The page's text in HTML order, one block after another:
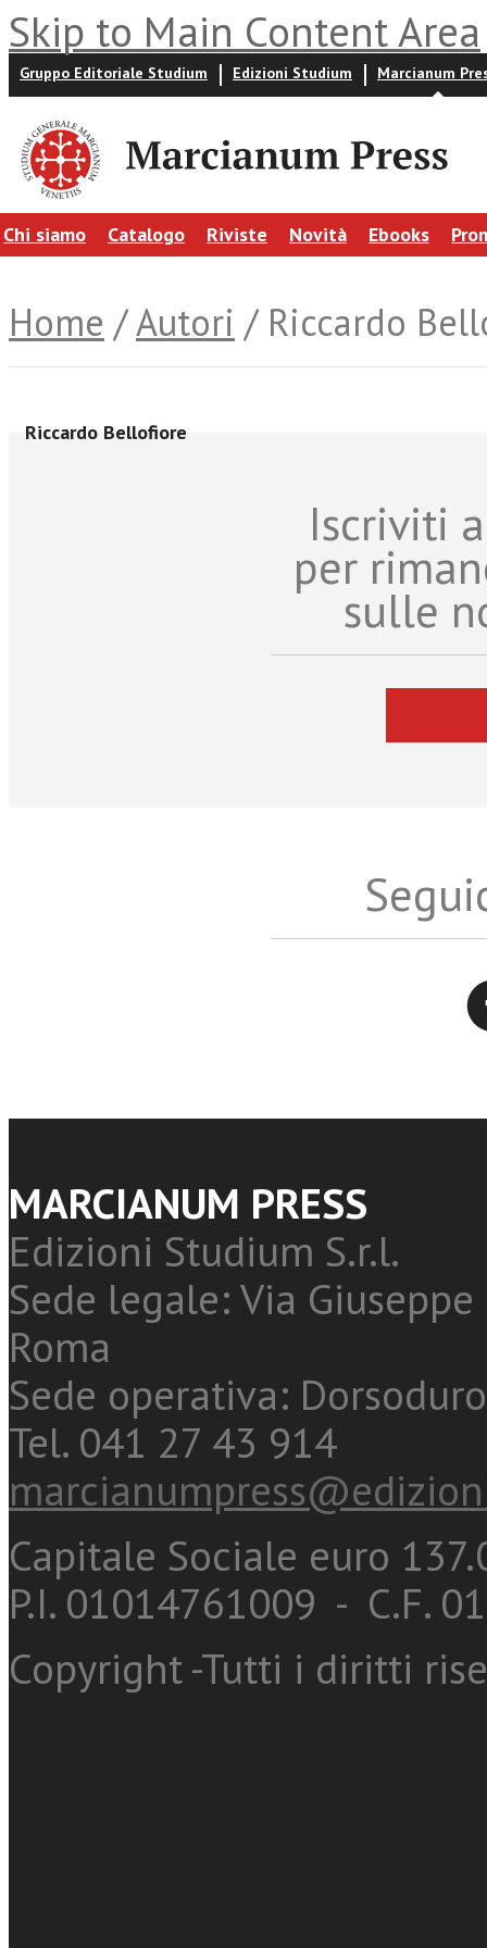
Skip to Main Content Area
Gruppo Editoriale Studium Edizioni Studium Marcianum
Chi siamo Catalogo Riviste Novità Ebooks
Home /Autori / Riccardo
Riccardo Bellofiore
Iscriviti
per
sulle
MARCIANUM PRESS
Edizioni Studium S.r.l.
Sede legale: Via
Roma
Sede operativa:
Tel. 041 27 43 914
Capitale Sociale euro
P.I. 01014761009 - C.F.
Copyright -Tutti i diritti